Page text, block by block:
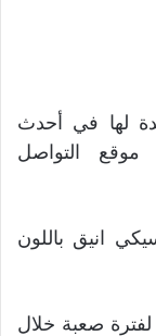
لها في أحدث
التواصل
انيق باللون
صعبة خلال